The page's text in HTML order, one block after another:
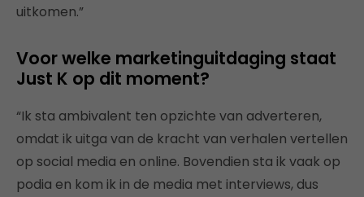
uitkomen.”
Voor welke marketinguitdaging staat
Just K op dit moment?
“Ik sta ambivalent ten opzichte van adverteren,
omdat ik uitga van de kracht van verhalen vertellen
op social media en online. Bovendien sta ik vaak op
podia en kom ik in de media met interviews, dus